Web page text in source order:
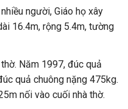
người, Giáo họ xây
16.4m, rộng 5.4m, tường
Năm 1997, đúc quả
quả chuông nặng 475kg.
nối vào cuối nhà thờ.